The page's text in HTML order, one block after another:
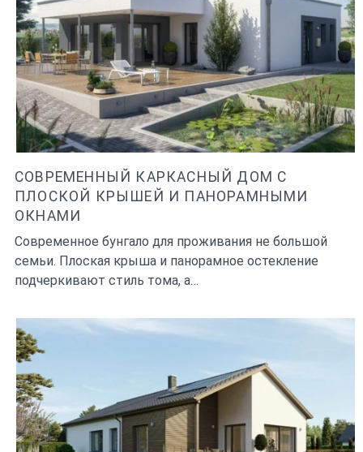
СОВРЕМЕННЫЙ КАРКАСНЫЙ ДОМ С
ПЛОСКОЙ КРЫШЕЙ И ПАНОРАМНЫМИ
ОКНАМИ
Современное бунгало для проживания не большой
семьи. Плоская крыша и панорамное остекление
подчеркивают стиль тома, а…